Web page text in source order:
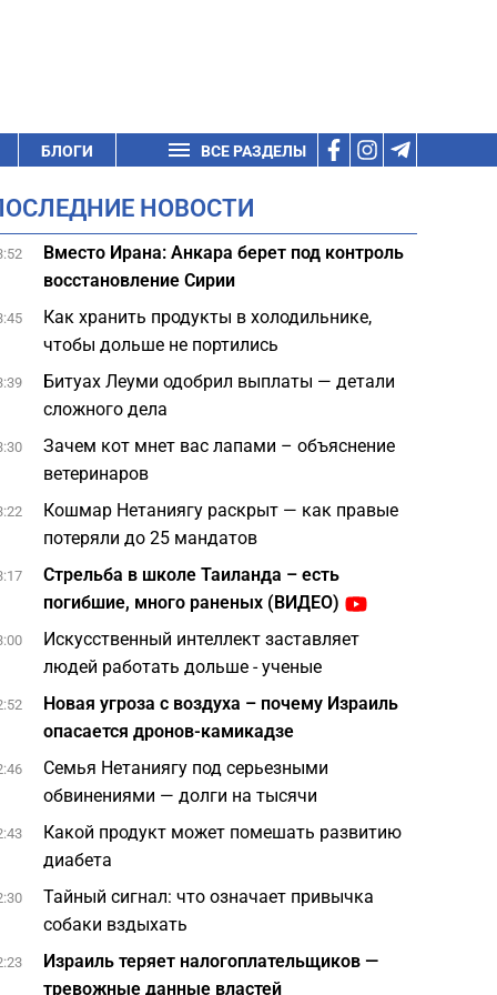
БЛОГИ ВСЕ РАЗДЕЛЫ
НОВОСТИ
Вместо Ирана: Анкара берет под контроль
восстановление Сирии
Как хранить продукты в холодильнике,
чтобы дольше не портились
Битуах Леуми одобрил выплаты — детали
сложного дела
Зачем кот мнет вас лапами – объяснение
ветеринаров
Кошмар Нетаниягу раскрыт — как правые
потеряли до 25 мандатов
Стрельба в школе Таиланда – есть
погибшие, много раненых (ВИДЕО)
Искусственный интеллект заставляет
людей работать дольше - ученые
Новая угроза с воздуха – почему Израиль
опасается дронов-камикадзе
Семья Нетаниягу под серьезными
обвинениями — долги на тысячи
Какой продукт может помешать развитию
диабета
Тайный сигнал: что означает привычка
собаки вздыхать
Израиль теряет налогоплательщиков —
тревожные данные властей